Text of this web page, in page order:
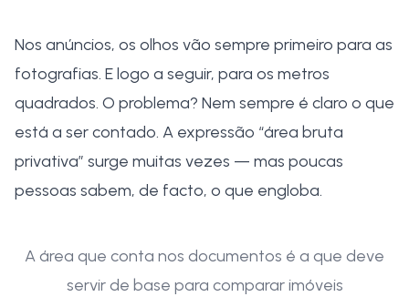
Nos anúncios, os olhos vão sempre primeiro para as
fotografias. E logo a seguir, para os metros
quadrados. O problema? Nem sempre é claro o que
está a ser contado. A expressão “área bruta
privativa” surge muitas vezes — mas poucas
pessoas sabem, de facto, o que engloba.
A área que conta nos documentos é a que deve
servir de base para comparar imóveis